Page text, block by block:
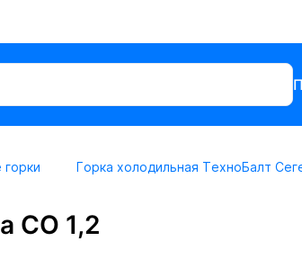
Горка холодильная ТехноБалт
CO 1,2